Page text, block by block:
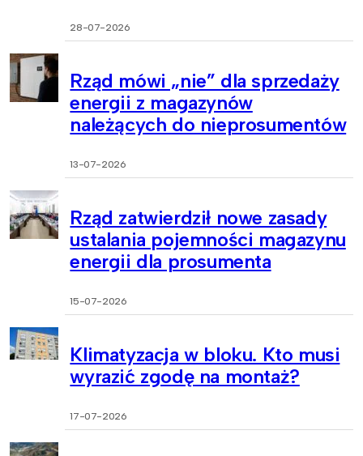
28-07-2026
Rząd mówi „nie” dla sprzedaży
energii z magazynów
należących do nieprosumentów
13-07-2026
Rząd zatwierdził nowe zasady
ustalania pojemności magazynu
energii dla prosumenta
15-07-2026
Klimatyzacja w bloku. Kto musi
wyrazić zgodę na montaż?
17-07-2026